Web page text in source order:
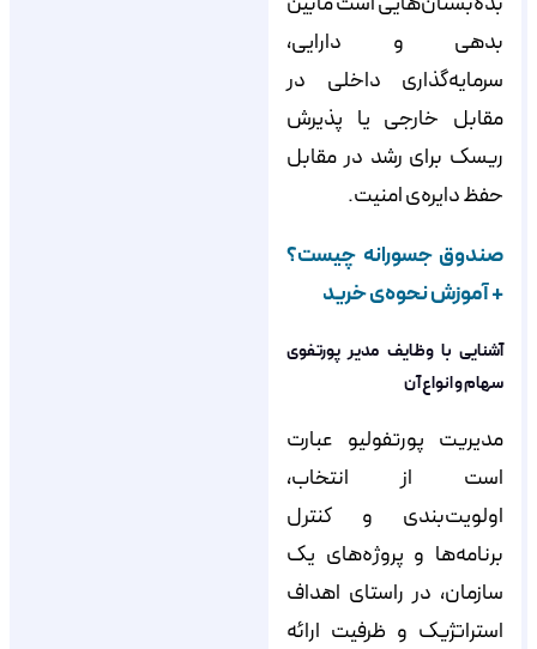
بدهی و دارایی،
سرمایه‌گذاری داخلی در
مقابل خارجی یا پذیرش
ریسک برای رشد در مقابل
حفظ دایره‌ی امنیت.
صندوق جسورانه چیست؟
+ آموزش نحوه‌ی خرید
آشنایی با وظایف مدیر پورتفوی
سهام و انواع آن
مدیریت پورتفولیو عبارت
است از انتخاب،
اولویت‌بندی و کنترل
برنامه‌ها و پروژه‌های یک
سازمان، در راستای اهداف
استراتژیک و ظرفیت ارائه